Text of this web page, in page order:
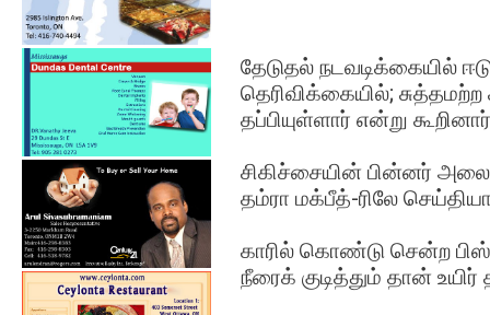
தேடுதல் நடவடிக்கையில்
தெரிவிக்கையில்; சுத்தமற்ற
தப்பியுள்ளார் என்று
சிகிச்சையின் பின்னர்
தம்ரா மக்பீத்-ரிலே
காரில் கொண்டு சென்ற
நீரைக் குடித்தும் தான்